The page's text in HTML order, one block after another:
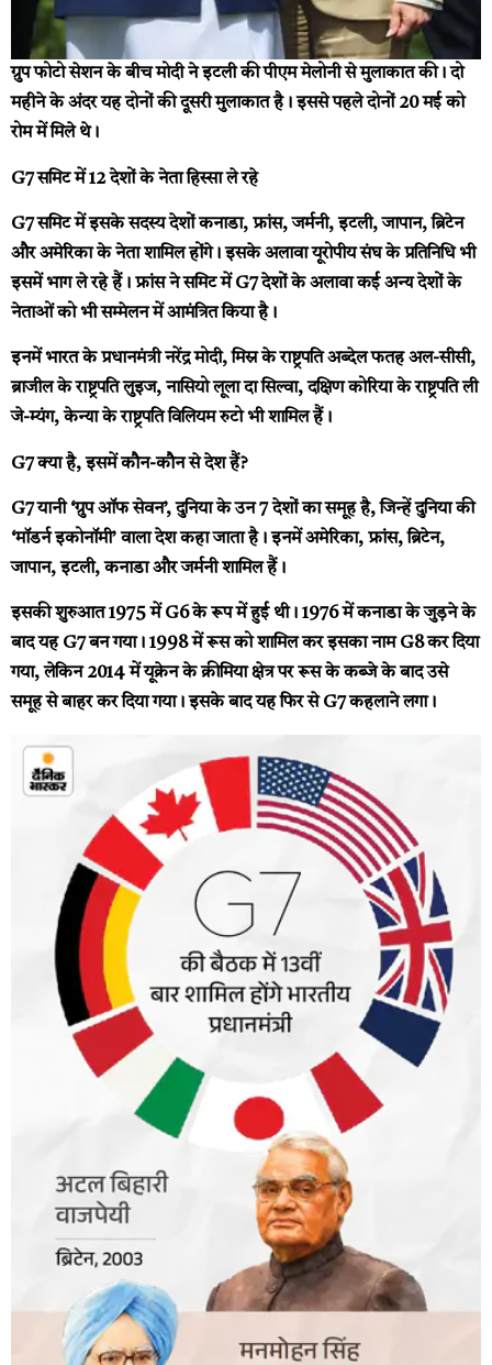
ग्रुप फोटो सेशन के बीच मोदी ने इटली की पीएम मेलोनी से मुलाकात की। दो
महीने के अंदर यह दोनों की दूसरी मुलाकात है। इससे पहले दोनों 20 मई को
रोम में मिले थे।
G7 समिट में 12 देशों के नेता हिस्सा ले रहे
G7 समिट में इसके सदस्य देशों कनाडा, फ्रांस, जर्मनी, इटली, जापान, ब्रिटेन
और अमेरिका के नेता शामिल होंगे। इसके अलावा यूरोपीय संघ के प्रतिनिधि भी
इसमें भाग ले रहे हैं। फ्रांस ने समिट में G7 देशों के अलावा कई अन्य देशों के
नेताओं को भी सम्मेलन में आमंत्रित किया है।
इनमें भारत के प्रधानमंत्री नरेंद्र मोदी, मिस्र के राष्ट्रपति अब्देल फतह अल-सीसी,
ब्राजील के राष्ट्रपति लुइज, नासियो लूला दा सिल्वा, दक्षिण कोरिया के राष्ट्रपति ली
जे-म्यंग, केन्या के राष्ट्रपति विलियम रुटो भी शामिल हैं।
G7 क्या है, इसमें कौन-कौन से देश हैं?
G7 यानी ‘ग्रुप ऑफ सेवन’, दुनिया के उन 7 देशों का समूह है, जिन्हें दुनिया की
‘मॉडर्न इकोनॉमी’ वाला देश कहा जाता है। इनमें अमेरिका, फ्रांस, ब्रिटेन,
जापान, इटली, कनाडा और जर्मनी शामिल हैं।
इसकी शुरुआत 1975 में G6 के रूप में हुई थी। 1976 में कनाडा के जुड़ने के
बाद यह G7 बन गया। 1998 में रूस को शामिल कर इसका नाम G8 कर दिया
गया, लेकिन 2014 में यूक्रेन के क्रीमिया क्षेत्र पर रूस के कब्जे के बाद उसे
समूह से बाहर कर दिया गया। इसके बाद यह फिर से G7 कहलाने लगा।